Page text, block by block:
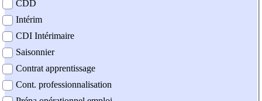
CDD
Intérim
CDI Intérimaire
Saisonnier
Contrat apprentissage
Cont. professionnalisation